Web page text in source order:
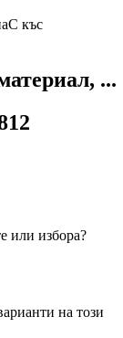
С къс
...
или избора?
на този